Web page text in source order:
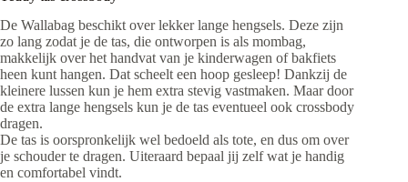
De Wallabag beschikt over lekker lange hengsels. Deze zijn
zo lang zodat je de tas, die ontworpen is als mombag,
makkelijk over het handvat van je kinderwagen of bakfiets
heen kunt hangen. Dat scheelt een hoop gesleep! Dankzij de
kleinere lussen kun je hem extra stevig vastmaken. Maar door
de extra lange hengsels kun je de tas eventueel ook crossbody
dragen.
De tas is oorspronkelijk wel bedoeld als tote, en dus om over
je schouder te dragen. Uiteraard bepaal jij zelf wat je handig
en comfortabel vindt.